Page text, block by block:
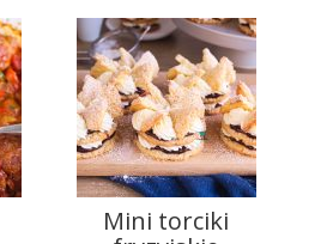
Mini torciki